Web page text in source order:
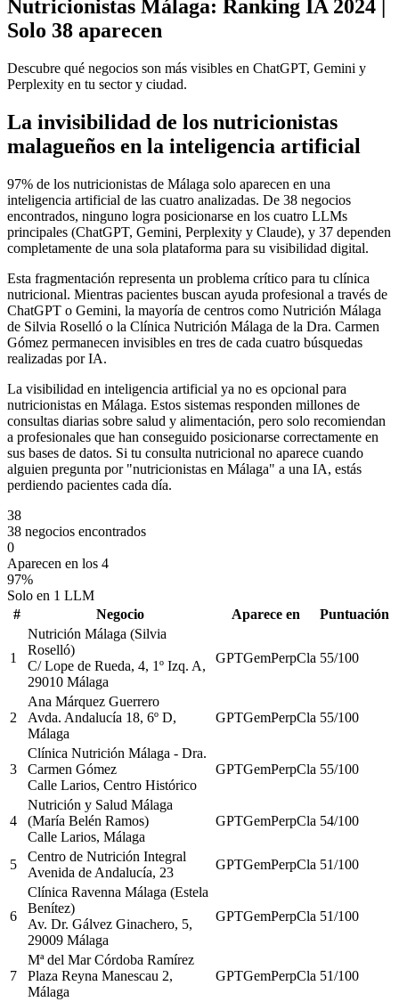
Nutricionistas Málaga: Ranking IA 2024 |
Solo 38 aparecen
Descubre qué negocios son más visibles en ChatGPT, Gemini y
Perplexity en tu sector y ciudad.
La invisibilidad de los nutricionistas
malagueños en la inteligencia artificial
97% de los nutricionistas de Málaga solo aparecen en una
inteligencia artificial de las cuatro analizadas. De 38 negocios
encontrados, ninguno logra posicionarse en los cuatro LLMs
principales (ChatGPT, Gemini, Perplexity y Claude), y 37 dependen
completamente de una sola plataforma para su visibilidad digital.
Esta fragmentación representa un problema crítico para tu clínica
nutricional. Mientras pacientes buscan ayuda profesional a través de
ChatGPT o Gemini, la mayoría de centros como Nutrición Málaga
de Silvia Roselló o la Clínica Nutrición Málaga de la Dra. Carmen
Gómez permanecen invisibles en tres de cada cuatro búsquedas
realizadas por IA.
La visibilidad en inteligencia artificial ya no es opcional para
nutricionistas en Málaga. Estos sistemas responden millones de
consultas diarias sobre salud y alimentación, pero solo recomiendan
a profesionales que han conseguido posicionarse correctamente en
sus bases de datos. Si tu consulta nutricional no aparece cuando
alguien pregunta por "nutricionistas en Málaga" a una IA, estás
perdiendo pacientes cada día.
38
38 negocios encontrados
0
Aparecen en los 4
97%
Solo en 1 LLM
#
Negocio Aparece en Puntuación
1
Nutrición Málaga (Silvia
Roselló)
C/ Lope de Rueda, 4, 1º Izq. A,
29010 Málaga
GPTGemPerpCla 55/100
2
Ana Márquez Guerrero
Avda. Andalucía 18, 6º D,
Málaga
GPTGemPerpCla 55/100
3
Clínica Nutrición Málaga - Dra.
Carmen Gómez
Calle Larios, Centro Histórico
GPTGemPerpCla 55/100
4
Nutrición y Salud Málaga
(María Belén Ramos)
Calle Larios, Málaga
GPTGemPerpCla 54/100
5
Centro de Nutrición Integral
Avenida de Andalucía, 23
GPTGemPerpCla 51/100
6
Clínica Ravenna Málaga (Estela
Benítez)
Av. Dr. Gálvez Ginachero, 5,
29009 Málaga
GPTGemPerpCla 51/100
7
Mª del Mar Córdoba Ramírez
Plaza Reyna Manescau 2,
Málaga
GPTGemPerpCla 51/100